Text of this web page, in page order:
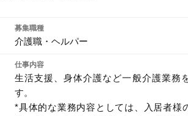
募集職種
介護職・ヘルパー
仕事内容
生活支援、身体介護など一般介護業務
す。
*具体的な業務内容としては、入居者様